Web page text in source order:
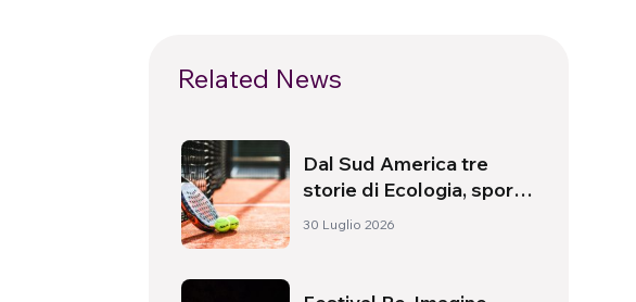
Related News
Dal Sud America tre
storie di Ecologia, sport
e salute
30 Luglio 2026